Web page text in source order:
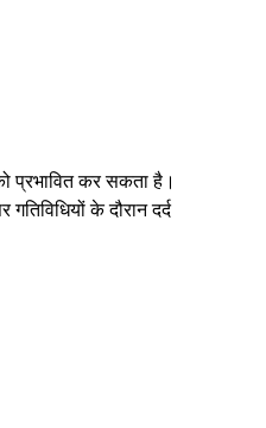
प्रभावित कर सकता है।
के दौरान दर्द